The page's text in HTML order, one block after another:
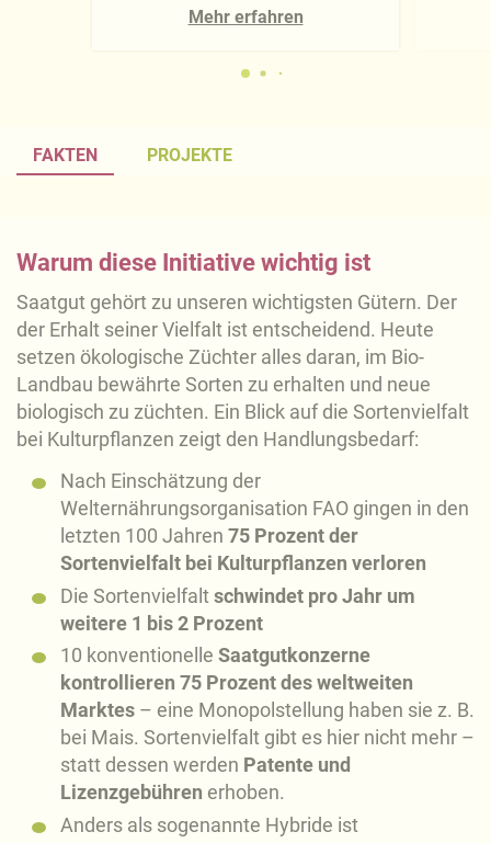
Mehr erfahren
FAKTEN PROJEKTE
Warum diese Initiative wichtig ist
Saatgut gehört zu unseren wichtigsten Gütern. Der
der Erhalt seiner Vielfalt ist entscheidend. Heute
setzen ökologische Züchter alles daran, im Bio-
Landbau bewährte Sorten zu erhalten und neue
biologisch zu züchten. Ein Blick auf die Sortenvielfalt
bei Kulturpflanzen zeigt den Handlungsbedarf:
Nach Einschätzung der
Welternährungsorganisation FAO gingen in den
letzten 100 Jahren 75 Prozent der
Sortenvielfalt bei Kulturpflanzen verloren
Die Sortenvielfaltschwindet pro Jahr um
weitere 1 bis 2 Prozent
10 konventionelle Saatgutkonzerne
kontrollieren 75 Prozent des weltweiten
Marktes – eine Monopolstellung haben sie z. B.
bei Mais. Sortenvielfalt gibt es hier nicht mehr –
statt dessen werden Patente und
Lizenzgebühren erhoben.
Anders als sogenannte Hybride ist